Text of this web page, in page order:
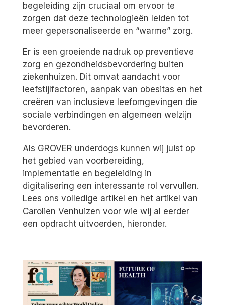
begeleiding zijn cruciaal om ervoor te
zorgen dat deze technologieën leiden tot
meer gepersonaliseerde en “warme” zorg.
Er is een groeiende nadruk op preventieve
zorg en gezondheidsbevordering buiten
ziekenhuizen. Dit omvat aandacht voor
leefstijlfactoren, aanpak van obesitas en het
creëren van inclusieve leefomgevingen die
sociale verbindingen en algemeen welzijn
bevorderen.
Als GROVER underdogs kunnen wij juist op
het gebied van voorbereiding,
implementatie en begeleiding in
digitalisering een interessante rol vervullen.
Lees ons volledige artikel en het artikel van
Carolien Venhuizen voor wie wij al eerder
een opdracht uitvoerden, hieronder.